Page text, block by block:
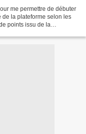
me permettre de débuter
de la plateforme selon les
points issu de la